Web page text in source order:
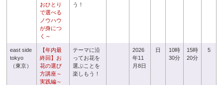
おひとり
で選べる
ノウハウ
が身につ
く～
う！
east side
tokyo
（東京）
【年内最
終回】お
花の選び
方講座～
実践編～
テーマに沿
ってお花を
選ぶことを
楽しもう！
2026
年11
月8日
日
10時
30分
15時
20分
5